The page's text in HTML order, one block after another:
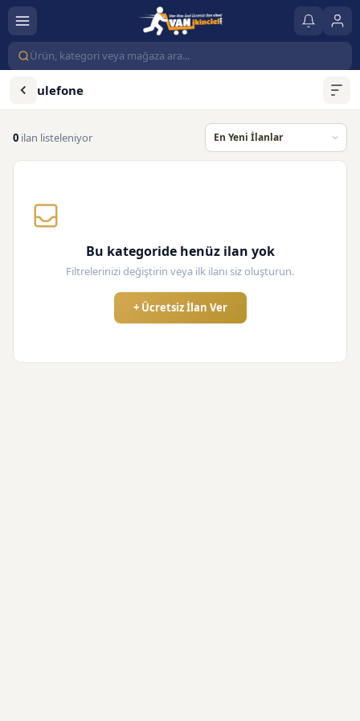
ulefone
0 ilan listeleniyor
Bu kategoride henüz ilan yok
Filtrelerinizi değiştirin veya ilk ilanı siz oluşturun.
+ Ücretsiz İlan Ver